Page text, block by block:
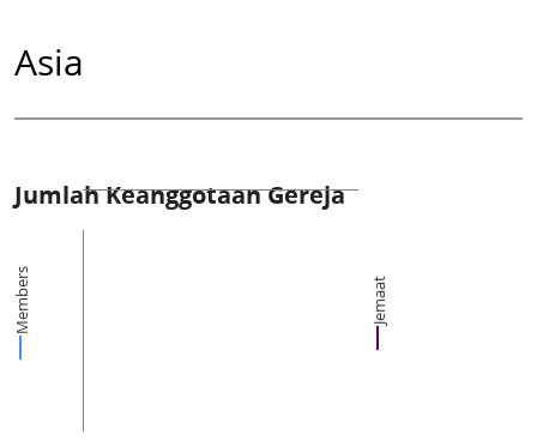
Asia
Jumlah Keanggotaan Gereja
Members Jemaat